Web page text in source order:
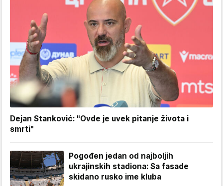
Dejan Stanković: "Ovde je uvek pitanje života i
smrti"
Pogođen jedan od najboljih
ukrajinskih stadiona: Sa fasade
skidano rusko ime kluba